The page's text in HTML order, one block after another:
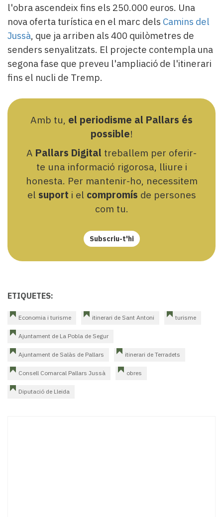
l'obra ascendeix fins els 250.000 euros. Una
nova oferta turística en el marc dels Camins del
Jussà, que ja arriben als 400 quilòmetres de
senders senyalitzats. El projecte contempla una
segona fase que preveu l'ampliació de l'itinerari
fins el nucli de Tremp.
Amb tu, el periodisme al Pallars és
possible!
A Pallars Digital treballem per oferir-
te una informació rigorosa, lliure i
honesta. Per mantenir-ho, necessitem
el suport i el compromís de persones
com tu.
Subscriu-t'hi
ETIQUETES:
Economia i turisme itinerari de Sant Antoni turisme
Ajuntament de La Pobla de Segur
Ajuntament de Salàs de Pallars itinerari de Terradets
Consell Comarcal Pallars Jussà obres
Diputació de Lleida